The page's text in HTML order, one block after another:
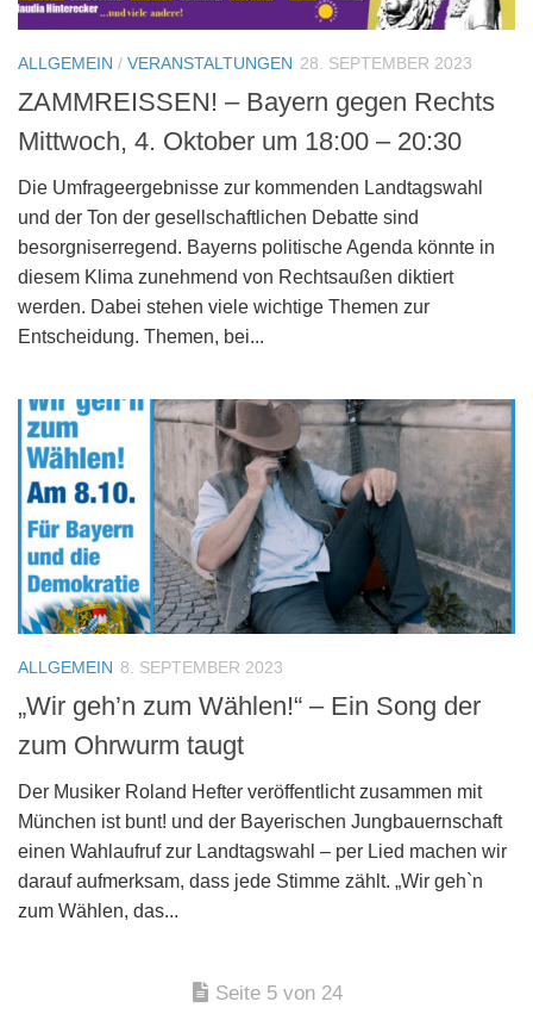
ALLGEMEIN / VERANSTALTUNGEN 28. SEPTEMBER 2023
ZAMMREISSEN! – Bayern gegen Rechts
Mittwoch, 4. Oktober um 18:00 – 20:30
Die Umfrageergebnisse zur kommenden Landtagswahl
und der Ton der gesellschaftlichen Debatte sind
besorgniserregend. Bayerns politische Agenda könnte in
diesem Klima zunehmend von Rechtsaußen diktiert
werden. Dabei stehen viele wichtige Themen zur
Entscheidung. Themen, bei...
ALLGEMEIN 8. SEPTEMBER 2023
„Wir geh’n zum Wählen!“ – Ein Song der
zum Ohrwurm taugt
Der Musiker Roland Hefter veröffentlicht zusammen mit
München ist bunt! und der Bayerischen Jungbauernschaft
einen Wahlaufruf zur Landtagswahl – per Lied machen wir
darauf aufmerksam, dass jede Stimme zählt. „Wir geh`n
zum Wählen, das...
Seite 5 von 24